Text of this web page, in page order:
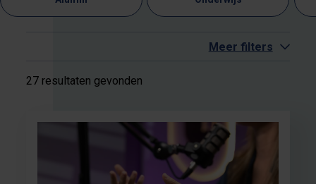
Meer filters
27 resultaten gevonden